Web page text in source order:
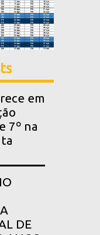
em
7º na
DE